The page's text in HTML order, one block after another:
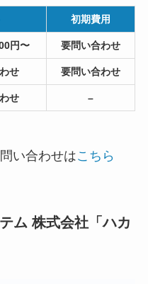
初期費用
円〜 要問い合わせ
せ 要問い合わせ
せ –
い合わせはこちら
ム 株式会社「ハカ